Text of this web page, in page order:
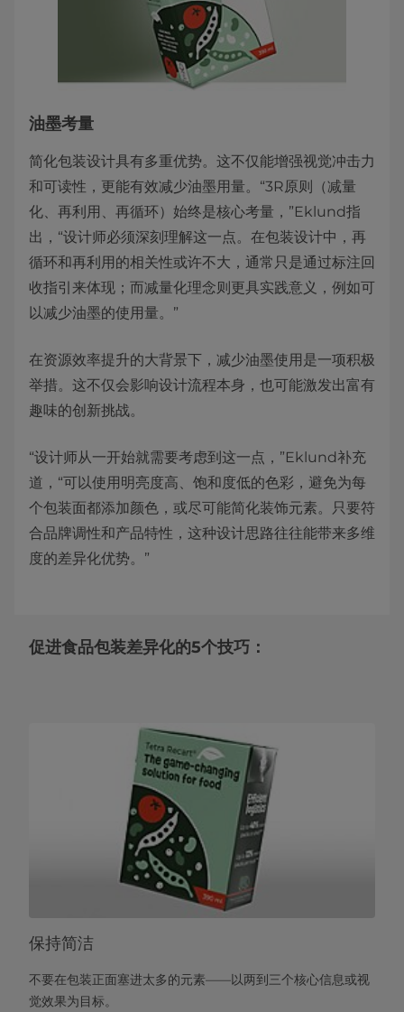
油墨考量
简化包装设计具有多重优势。这不仅能增强视觉冲击力
和可读性，更能有效减少油墨用量。“3R原则（减量
化、再利用、再循环）始终是核心考量，”Eklund指
出，“设计师必须深刻理解这一点。在包装设计中，再
循环和再利用的相关性或许不大，通常只是通过标注回
收指引来体现；而减量化理念则更具实践意义，例如可
以减少油墨的使用量。”
在资源效率提升的大背景下，减少油墨使用是一项积极
举措。这不仅会影响设计流程本身，也可能激发出富有
趣味的创新挑战。
“设计师从一开始就需要考虑到这一点，”Eklund补充
道，“可以使用明亮度高、饱和度低的色彩，避免为每
个包装面都添加颜色，或尽可能简化装饰元素。只要符
合品牌调性和产品特性，这种设计思路往往能带来多维
度的差异化优势。”
促进食品包装差异化的5个技巧：
保持简洁
不要在包装正面塞进太多的元素——以两到三个核心信息或视
觉效果为目标。